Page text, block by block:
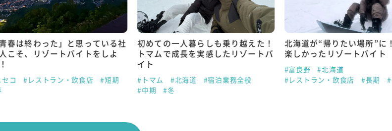
青春は終わった」と思っている社
こそ、リゾートバイトをしよ
コ #レストラン・飲食店
#短期
初めての一人暮らしも乗り越えた！
トマムで成長を実感したリゾートバ
イト
#トマム #北海道
#宿泊業務全般
#中期
#冬
北海道が“帰りたい場所”に
楽しかったリゾートバイト
#富良野
#北海道
#レストラン・飲食店
#長期